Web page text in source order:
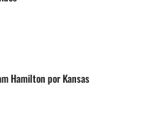
Hamilton por Kansas